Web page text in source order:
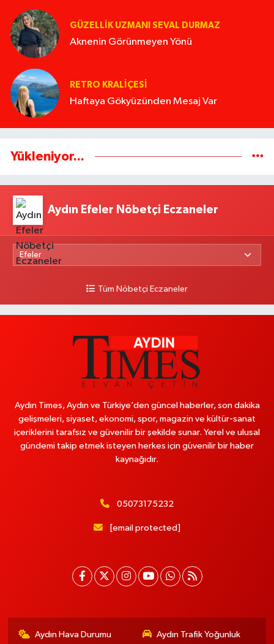
GÜZELLIK UZMANI SEVAL DURMAZ
Aknenin Görünmeyen Yönü
RETRO KRALIÇESI
Haftaya Gökyüzünden Mesaj Var
Yükleniyor...
Aydın Efeler Nöbetçi Eczaneler
Tüm Nöbetçi Eczaneler
Aydın Times, Aydın ve Türkiye’den güncel haberler, son dakika
gelişmeleri, siyaset, ekonomi, spor, magazin ve kültür-sanat
içeriklerini tarafsız ve güvenilir bir şekilde sunar. Yerel ve ulusal
gündemi takip etmek isteyen herkes için güvenilir bir haber
kaynağıdır.
05073175232
[email protected]
Aydın Hava Durumu
Aydın Trafik Yoğunluk